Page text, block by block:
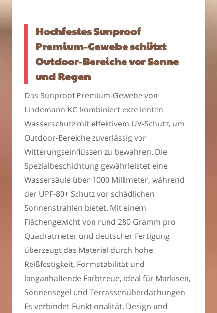
Hochfestes Sunproof
Premium-Gewebe schützt
Outdoor-Bereiche vor Sonne
und Regen
Das Sunproof Premium-Gewebe von
Lindemann KG kombiniert exzellenten
Wasserschutz mit effektivem UV-Schutz, um
Outdoor-Bereiche zuverlässig vor
Witterungseinflüssen zu bewahren. Die
Spezialbeschichtung gewährleistet eine
Wassersäule über 1000 Millimeter, während
der UPF-80+ Schutz vor schädlichen
Sonnenstrahlen bietet. Mit einem
Flächengewicht von rund 280 Gramm pro
Quadratmeter und deutscher Fertigung
überzeugt das Material durch hohe
Reißfestigkeit, Formstabilität und
langanhaltende Farbtreue, ideal für Markisen,
Sonnensegel und Terrassenüberdachungen.
Es verbindet Funktionalität, Design und